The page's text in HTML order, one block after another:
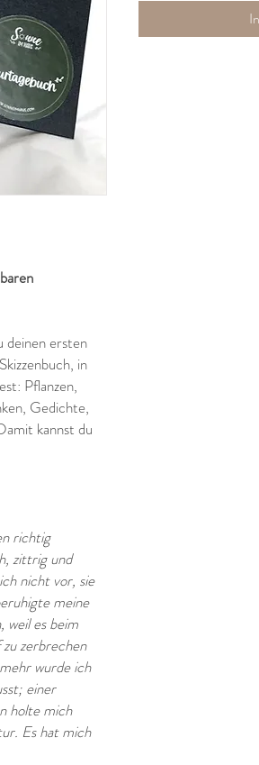
deinen ersten
in
Pflanzen,
Gedichte,
kannst du
richtig
zittrig und
nicht vor, sie
meine
weil es beim
zerbrechen
wurde ich
einer
holte mich
Es hat mich